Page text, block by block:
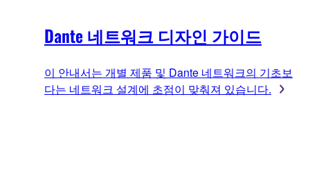
Dante 네트워크 디자인 가이드
이 안내서는 개별 제품 및 Dante 네트워크의 기초보
다는 네트워크 설계에 초점이 맞춰져 있습니다.